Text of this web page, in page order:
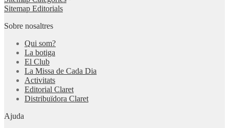
Sitemap Editorials
Sobre nosaltres
Qui som?
La botiga
El Club
La Missa de Cada Dia
Activitats
Editorial Claret
Distribuïdora Claret
Ajuda